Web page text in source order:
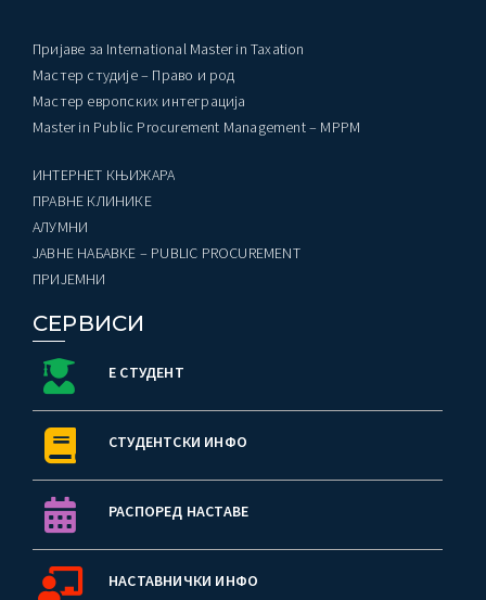
Пријаве за International Master in Taxation
Мастер студије – Право и род
Мастер европских интеграција
Master in Public Procurement Management – MPPM
ИНТЕРНЕТ КЊИЖАРА
ПРАВНЕ КЛИНИКЕ
AЛУМНИ
ЈАВНЕ НАБАВКЕ – PUBLIC PROCUREMENT
ПРИЈЕМНИ
СЕРВИСИ
Е СТУДЕНТ
СТУДЕНТСКИ ИНФО
РАСПОРЕД НАСТАВЕ
НАСТАВНИЧКИ ИНФО